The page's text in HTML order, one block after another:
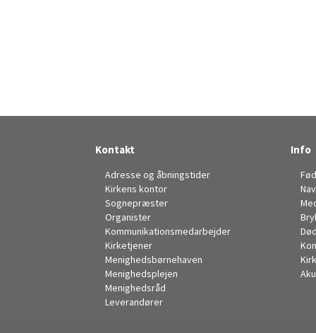
Kontakt
Adresse og åbningstider
Kirkens kontor
Sognepræster
Organister
Kommunikationsmedarbejder
Kirketjener
Menighedsbørnehaven
Menighedsplejen
Menighedsråd
Leverandører
Info